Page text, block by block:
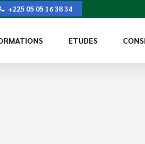
+225 05 05 16 38 34
ETUDES